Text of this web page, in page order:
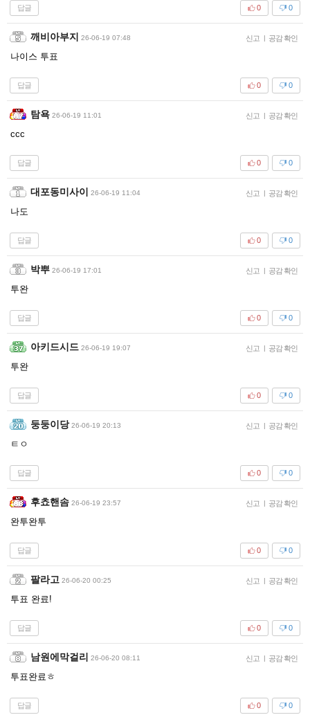
답글 0
0
깨비아부지 26-06-19 07:48 신고 | 공감 확인
나이스 투표
답글 0
0
탐욕 26-06-19 11:01 신고 | 공감 확인
ccc
답글 0
0
대포동미사이 26-06-19 11:04 신고 | 공감 확인
나도
답글 0
0
박뿌 26-06-19 17:01 신고 | 공감 확인
투완
답글 0
0
아키드시드 26-06-19 19:07 신고 | 공감 확인
투완
답글 0
0
둥둥이당 26-06-19 20:13 신고 | 공감 확인
ㅌㅇ
답글 0
0
후쵸핸솜 26-06-19 23:57 신고 | 공감 확인
완투완투
답글 0
0
팔라고 26-06-20 00:25 신고 | 공감 확인
투표 완료!
답글 0
0
남원에막걸리 26-06-20 08:11 신고 | 공감 확인
투표완료ㅎ
답글 0
0